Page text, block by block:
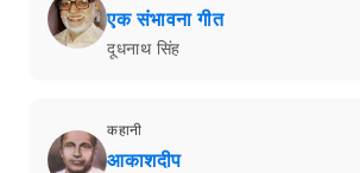
एक संभावना गीत
दूधनाथ सिंह
कहानी
आकाशदीप